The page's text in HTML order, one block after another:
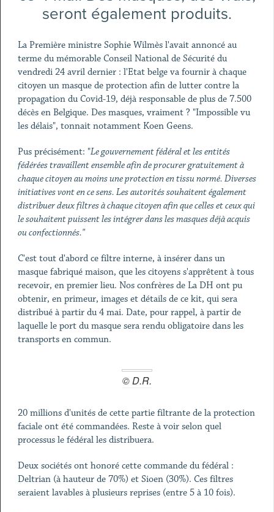
seront également produits.
La Première ministre Sophie Wilmès l'avait annoncé au
terme du mémorable Conseil National de Sécurité du
vendredi 24 avril dernier : l'Etat belge va fournir à chaque
citoyen un masque de protection afin de lutter contre la
propagation du Covid-19, déjà responsable de plus de 7.500
décès en Belgique. Des masques, vraiment ? "Impossible vu
les délais", tonnait notamment Koen Geens.
Pus précisément: "Le gouvernement fédéral et les entités
fédérées travaillent ensemble afin de procurer gratuitement à
chaque citoyen au moins une protection en tissu normé. Diverses
initiatives vont en ce sens. Les autorités souhaitent également
distribuer deux filtres à chaque citoyen afin que celles et ceux qui
le souhaitent puissent les intégrer dans les masques déjà acquis
ou confectionnés."
C'est tout d'abord ce filtre interne, à insérer dans un
masque fabriqué maison, que les citoyens s'apprêtent à tous
recevoir, en premier lieu. Nos confrères de La DH ont pu
obtenir, en primeur, images et détails de ce kit, qui sera
distribué à partir du 4 mai. Date, pour rappel, à partir de
laquelle le port du masque sera rendu obligatoire dans les
transports en commun.
© D.R.
20 millions d'unités de cette partie filtrante de la protection
faciale ont été commandées. Reste à voir selon quel
processus le fédéral les distribuera.
Deux sociétés ont honoré cette commande du fédéral :
Deltrian (à hauteur de 70%) et Sioen (30%). Ces filtres
seraient lavables à plusieurs reprises (entre 5 à 10 fois).